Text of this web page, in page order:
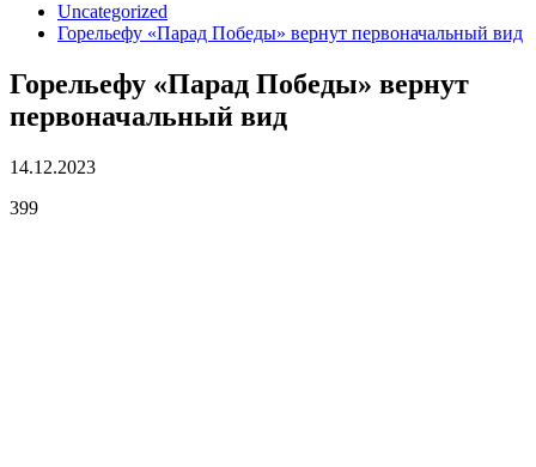
Uncategorized
Горельефу «Парад Победы» вернут первоначальный вид
Горельефу «Парад Победы» вернут
первоначальный вид
14.12.2023
399